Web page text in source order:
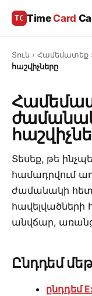
TC Time Card
Տուն › Համեմատեք
հաշվիչները
Տեսեք, թե
համադրվում
ժամանակի
հավելվածների
անվճար,
Ընդդեմ
ընդդեմ